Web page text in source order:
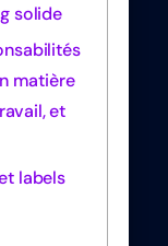
solide
matière
et
labels